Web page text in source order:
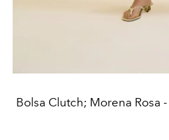
Bolsa Clutch; Morena Rosa